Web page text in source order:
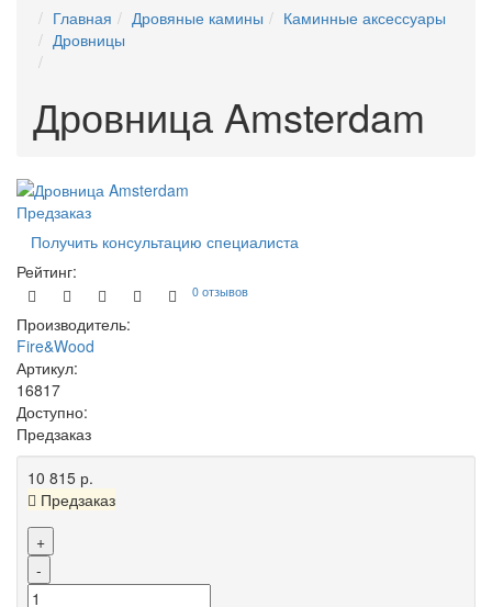
Главная
Дровяные камины
Каминные аксессуары
Дровницы
Дровница Amsterdam
Предзаказ
Получить консультацию специалиста
Рейтинг:
0 отзывов
Производитель:
Fire&Wood
Артикул:
16817
Доступно:
Предзаказ
10 815 р.
Предзаказ
+
-